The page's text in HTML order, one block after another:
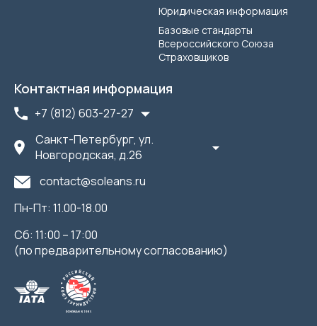
Юридическая информация
Базовые стандарты
Всероссийского Союза
Страховщиков
Контактная информация
+7 (812) 603-27-27
Санкт-Петербург, ул.
Новгородская, д.26
contact@soleans.ru
Пн-Пт: 11.00-18.00
Сб: 11:00 – 17:00
(по предварительному согласованию)